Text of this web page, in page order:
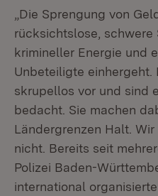
„Die Sprengung von
rücksichtslose,
krimineller Energie und
Unbeteiligte einhergeht.
skrupellos vor und sind
bedacht. Sie machen
Ländergrenzen Halt.
nicht. Bereits seit
Polizei Baden-
international